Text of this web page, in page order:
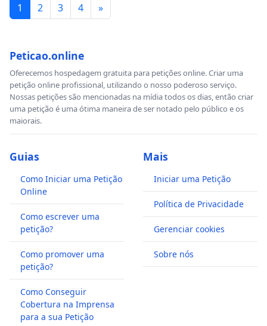
1 2 3 4 »
Peticao.online
Oferecemos hospedagem gratuita para petições online. Criar uma
petição online profissional, utilizando o nosso poderoso serviço.
Nossas petições são mencionadas na mídia todos os dias, então criar
uma petição é uma ótima maneira de ser notado pelo público e os
maiorais.
Guias
Como Iniciar uma Petição
Online
Como escrever uma
petição?
Como promover uma
petição?
Como Conseguir
Cobertura na Imprensa
para a sua Petição
Mais
Iniciar uma Petição
Política de Privacidade
Gerenciar cookies
Sobre nós